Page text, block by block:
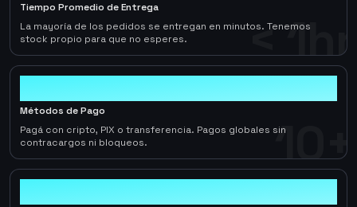
< 1hr
Tiempo Promedio de Entrega
La mayoría de los pedidos se entregan en minutos. Tenemos
stock propio para que no esperes.
10+
Métodos de Pago
Pagá con cripto, PIX o transferencia. Pagos globales sin
contracargos ni bloqueos.